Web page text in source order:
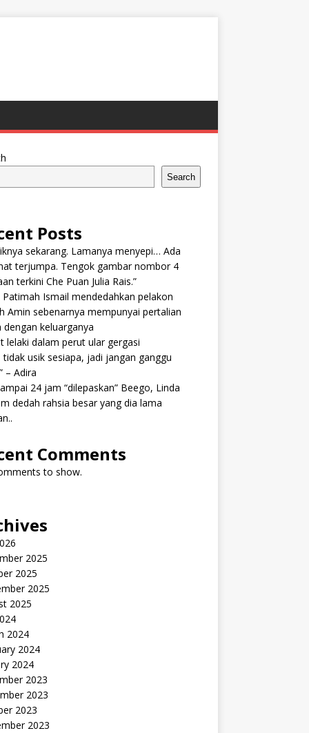
Search
Posts
sekarang. Lamanya menyepi… Ada
terjumpa. Tengok gambar nombor 4
terkini Che Puan Julia Rais.”
Ismail mendedahkan pelakon
Amin sebenarnya mempunyai pertalian
dengan keluarganya
lelaki dalam perut ular gergasi
tidak usik sesiapa, jadi jangan ganggu
– Adira
24 jam “dilepaskan” Beego, Linda
dedah rahsia besar yang dia lama
Comments
to show.
2025
2025
2025
2025
2024
2024
2024
2023
2023
2023
2023